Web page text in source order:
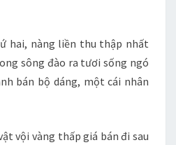
hai, nàng liền thu thập nhất
sông đào ra tươi sống ngó
bán bộ dáng, một cái nhân
vội vàng thấp giá bán đi sau